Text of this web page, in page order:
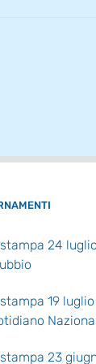
24 luglio
19 luglio
23